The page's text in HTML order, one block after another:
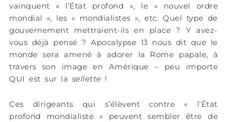
vainquent « l’État profond », le « nouvel ordre
mondial », les « mondialistes », etc. Quel type de
gouvernement mettraient-ils en place ? Y avez-
vous déjà pensé ? Apocalypse 13 nous dit que le
monde sera amené à adorer la Rome papale, à
travers son image en Amérique – peu importe
QUI est sur la sellette !
Ces dirigeants qui s’élèvent contre « l’État
profond mondialiste » peuvent sembler être de